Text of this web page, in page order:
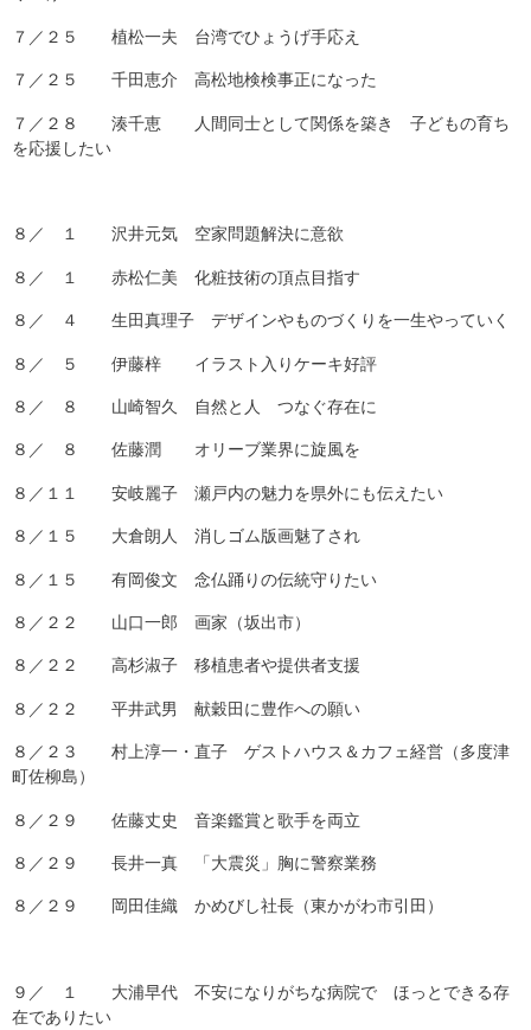
７／２５ 植松一夫 台湾でひょうげ手応え
７／２５ 千田恵介 高松地検検事正になった
７／２８ 湊千恵 人間同士として関係を築き 子どもの育ち
を応援したい
８／ １ 沢井元気 空家問題解決に意欲
８／ １ 赤松仁美 化粧技術の頂点目指す
８／ ４ 生田真理子 デザインやものづくりを一生やっていく
８／ ５ 伊藤梓 イラスト入りケーキ好評
８／ ８ 山崎智久 自然と人 つなぐ存在に
８／ ８ 佐藤潤 オリーブ業界に旋風を
８／１１ 安岐麗子 瀬戸内の魅力を県外にも伝えたい
８／１５ 大倉朗人 消しゴム版画魅了され
８／１５ 有岡俊文 念仏踊りの伝統守りたい
８／２２ 山口一郎 画家（坂出市）
８／２２ 高杉淑子 移植患者や提供者支援
８／２２ 平井武男 献穀田に豊作への願い
８／２３ 村上淳一・直子 ゲストハウス＆カフェ経営（多度津
町佐柳島）
８／２９ 佐藤丈史 音楽鑑賞と歌手を両立
８／２９ 長井一真 「大震災」胸に警察業務
８／２９ 岡田佳織 かめびし社長（東かがわ市引田）
９／ １ 大浦早代 不安になりがちな病院で ほっとできる存
在でありたい